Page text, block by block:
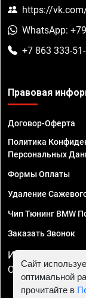
https://
WhatsApp:
+7 863 333-
Правовая
Договор-Оферта
Политика
Персональных
Формы Оплаты
Удаление
Чип Тюнинг BMW
Заказать Звонок
ИП Смирнов
ОГРНИП
Сайт
оптимальной
прочитайте в